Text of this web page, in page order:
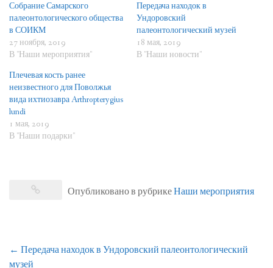
Собрание Самарского
палеонтологического общества
в СОИКМ
27 ноября, 2019
В "Наши мероприятия"
Передача находок в
Ундоровский
палеонтологический музей
18 мая, 2019
В "Наши новости"
Плечевая кость ранее
неизвестного для Поволжья
вида ихтиозавра Arthropterygius
lundi
1 мая, 2019
В "Наши подарки"
Опубликовано в рубрикеНаши мероприятия
Навигация
по
← Передача находок в Ундоровский палеонтологический
музей